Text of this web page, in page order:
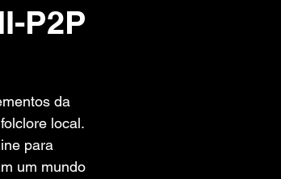
P2P
da
local.
para
um mundo